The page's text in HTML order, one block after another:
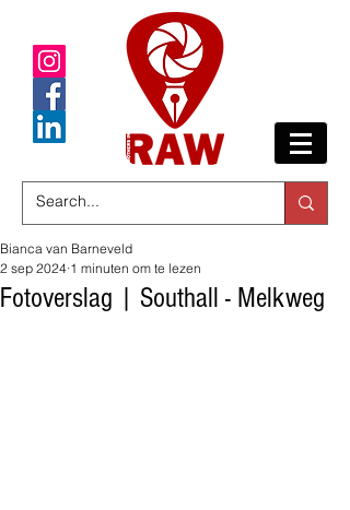
Fotoverslag | Southall - Melkweg
Bianca van Barneveld
2 sep 2024 1 minuten om te lezen